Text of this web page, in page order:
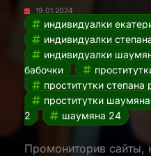
19.01.2024
индивидуалки
индивидуалки
индивидуалки
бабочки
проститутки степана
проститутки шаумяна
2
шаумяна 24
Промониторив сайты,